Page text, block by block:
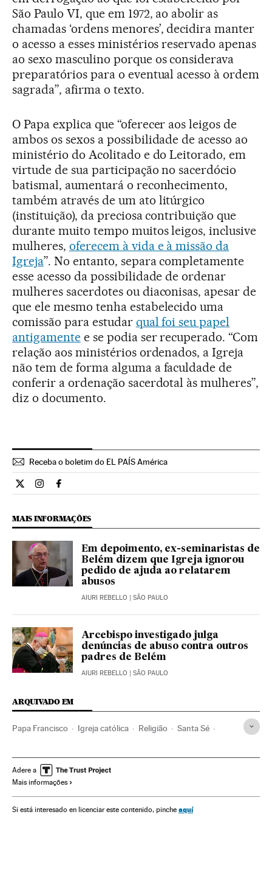
São Paulo VI, que em 1972, ao abolir as
chamadas ‘ordens menores’, decidira manter
o acesso a esses ministérios reservado apenas
ao sexo masculino porque os considerava
preparatórios para o eventual acesso à ordem
sagrada”, afirma o texto.
O Papa explica que “oferecer aos leigos de
ambos os sexos a possibilidade de acesso ao
ministério do Acolitado e do Leitorado, em
virtude de sua participação no sacerdócio
batismal, aumentará o reconhecimento,
também através de um ato litúrgico
(instituição), da preciosa contribuição que
durante muito tempo muitos leigos, inclusive
mulheres, oferecem à vida e à missão da
Igreja”. No entanto, separa completamente
esse acesso da possibilidade de ordenar
mulheres sacerdotes ou diaconisas, apesar de
que ele mesmo tenha estabelecido uma
comissão para estudar qual foi seu papel
antigamentee se podia ser recuperado. “Com
relação aos ministérios ordenados, a Igreja
não tem de forma alguma a faculdade de
conferir a ordenação sacerdotal às mulheres”,
diz o documento.
Receba o boletim do EL PAÍS América
Internacional El País Brasil en Twitter
Internacional El País Brasil en Instagram
Internacional El País Brasil en Facebook
MAIS INFORMAÇÕES
Em depoimento, ex-seminaristas de
Belém dizem que Igreja ignorou
pedido de ajuda ao relatarem
abusos
AIURI REBELLO | SÃO PAULO
Arcebispo investigado julga
denúncias de abuso contra outros
padres de Belém
AIURI REBELLO | SÃO PAULO
ARQUIVADO EM
Papa Francisco Igreja católica Religião Santa Sé
História Papa Clero
Adere a
Mais informações
Si está interesado en licenciar este contenido, pinche aquí